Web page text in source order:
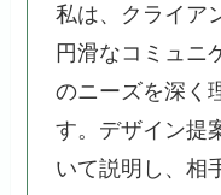
私は、クライア
円滑なコミュニ
のニーズを深く
す。デザイン提
いて説明し、相